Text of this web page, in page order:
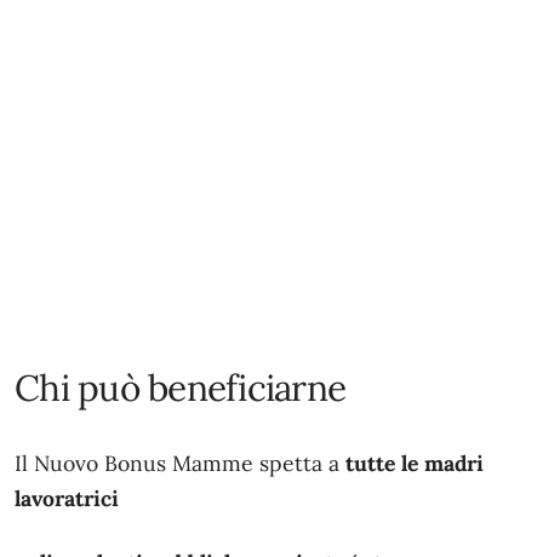
Chi può beneficiarne
Il Nuovo Bonus Mamme spetta a tutte le madri
lavoratrici